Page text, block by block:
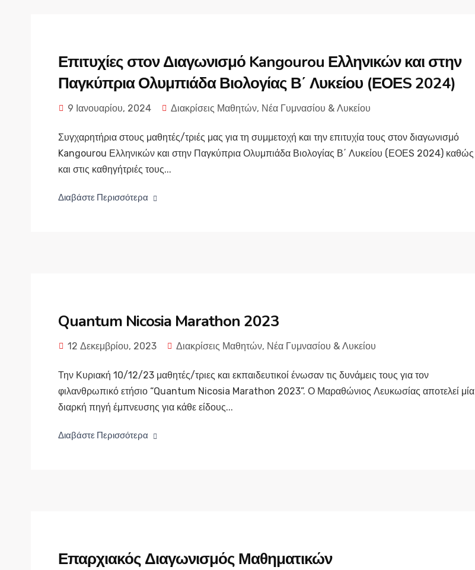
Επιτυχίες στον Διαγωνισμό Kangourou Ελληνικών και στην
Παγκύπρια Ολυμπιάδα Βιολογίας Β΄ Λυκείου (ΕΟΕS 2024)
9 Ιανουαρίου, 2024 Διακρίσεις Μαθητών, Νέα Γυμνασίου & Λυκείου
Συγχαρητήρια στους μαθητές/τριές μας για τη συμμετοχή και την επιτυχία τους στον διαγωνισμό
Kangourou Ελληνικών και στην Παγκύπρια Ολυμπιάδα Βιολογίας Β΄ Λυκείου (ΕΟΕS 2024) καθώς
και στις καθηγήτριές τους...
Διαβάστε Περισσότερα
Quantum Nicosia Marathon 2023
12 Δεκεμβρίου, 2023 Διακρίσεις Μαθητών, Νέα Γυμνασίου & Λυκείου
Την Κυριακή 10/12/23 μαθητές/τριες και εκπαιδευτικοί ένωσαν τις δυνάμεις τους για τον
φιλανθρωπικό ετήσιο “Quantum Nicosia Marathon 2023”. Ο Μαραθώνιος Λευκωσίας αποτελεί μία
διαρκή πηγή έμπνευσης για κάθε είδους...
Διαβάστε Περισσότερα
Επαρχιακός Διαγωνισμός Μαθηματικών